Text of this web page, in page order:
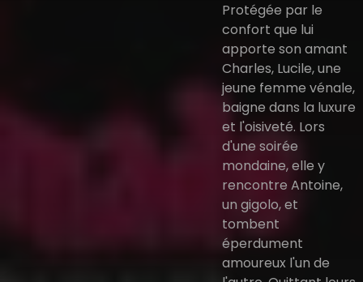
Protégée par le
confort que lui
apporte son amant
Charles, Lucile, une
jeune femme vénale,
baigne dans la luxure
et l'oisiveté. Lors
d'une soirée
mondaine, elle y
rencontre Antoine,
un gigolo, et
tombent
éperdument
amoureux l'un de